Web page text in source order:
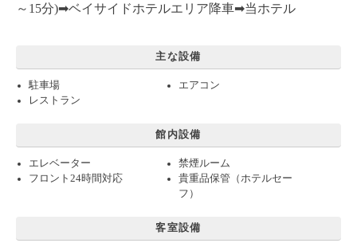
～15分)➡︎ベイサイドホテルエリア降車➡︎当ホテル
主な設備
駐車場
エアコン
レストラン
館内設備
エレベーター
禁煙ルーム
フロント24時間対応
貴重品保管（ホテルセー
フ）
客室設備